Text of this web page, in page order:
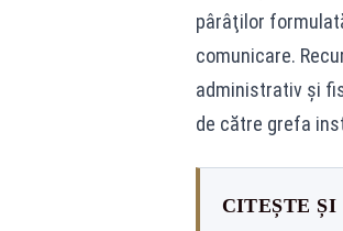
pârâţilor
comunicare.
administrativ şi
de către grefa
CITEȘTE ȘI